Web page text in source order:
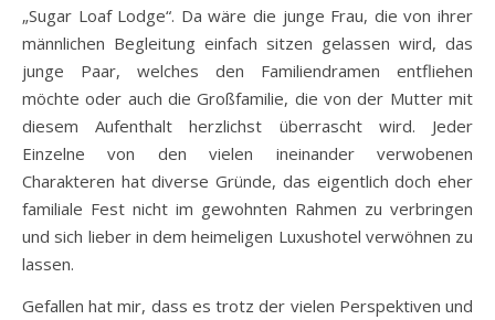
„Sugar Loaf Lodge“. Da wäre die junge Frau, die von ihrer
männlichen Begleitung einfach sitzen gelassen wird, das
junge Paar, welches den Familiendramen entfliehen
möchte oder auch die Großfamilie, die von der Mutter mit
diesem Aufenthalt herzlichst überrascht wird. Jeder
Einzelne von den vielen ineinander verwobenen
Charakteren hat diverse Gründe, das eigentlich doch eher
familiale Fest nicht im gewohnten Rahmen zu verbringen
und sich lieber in dem heimeligen Luxushotel verwöhnen zu
lassen.
Gefallen hat mir, dass es trotz der vielen Perspektiven und